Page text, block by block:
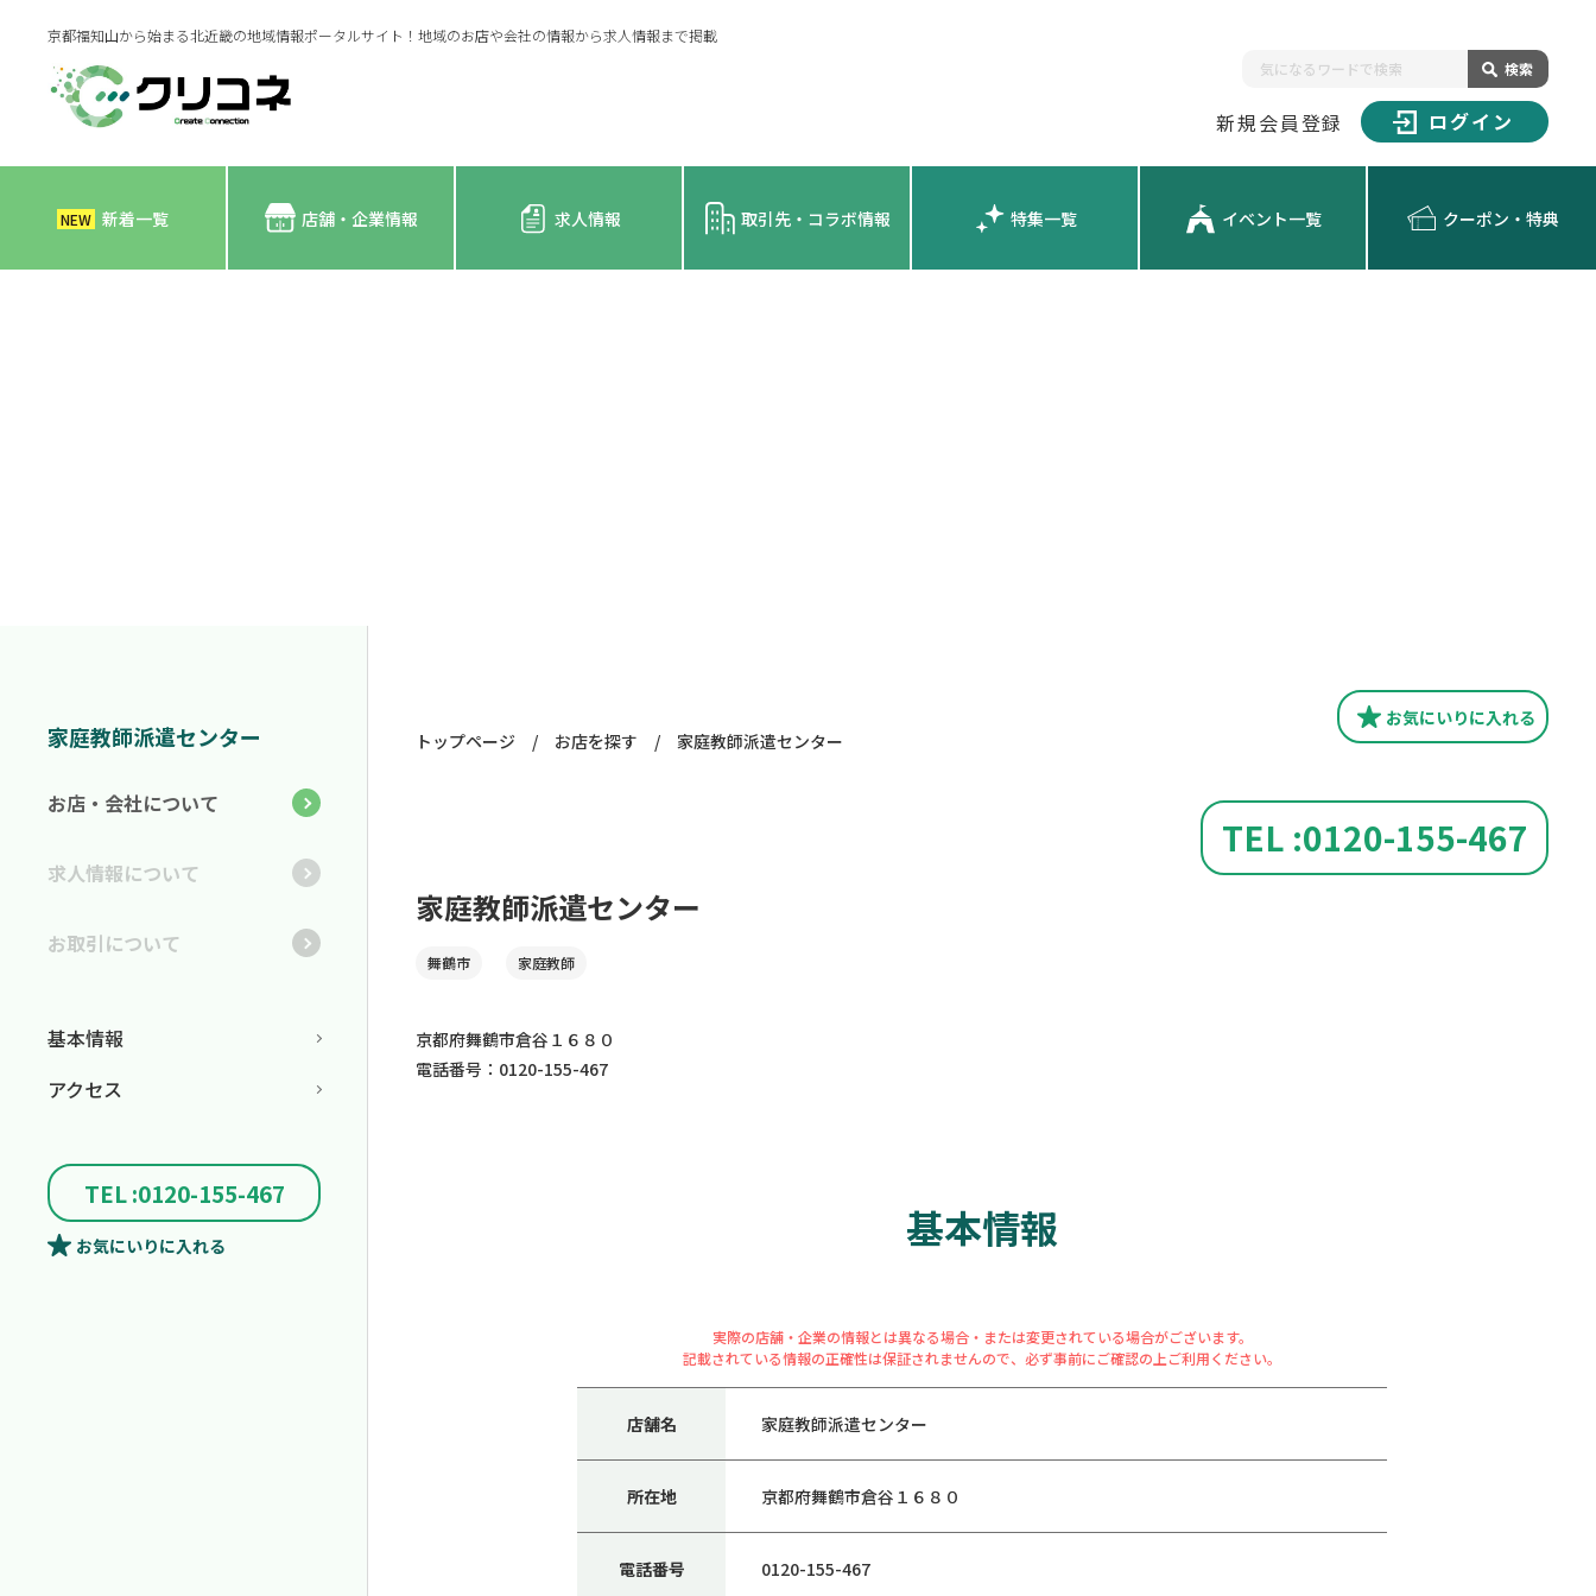
京都福知山から始まる北近畿の地域情報ポータルサイト！地域のお店や会社の情報から求人情報まで掲載
検索
新規会員登録 ログイン
NEW 新着一覧 店舗・企業情報 求人情報 取引先・コラボ情報 特集一覧 イベント一覧 クーポン・特典
トップページ / お店を探す / 家庭教師派遣センター
お気にいりに入れる
TEL :0120-155-467
家庭教師派遣センター
舞鶴市 家庭教師
京都府舞鶴市倉谷１６８０
電話番号：0120-155-467
基本情報
実際の店舗・企業の情報とは異なる場合・または変更されている場合がございます。
記載されている情報の正確性は保証されませんので、必ず事前にご確認の上ご利用ください。
店舗名 家庭教師派遣センター
所在地 京都府舞鶴市倉谷１６８０
電話番号 0120-155-467
家庭教師派遣センター
お店・会社について
求人情報について
お取引について
基本情報
アクセス
TEL :0120-155-467
お気にいりに入れる